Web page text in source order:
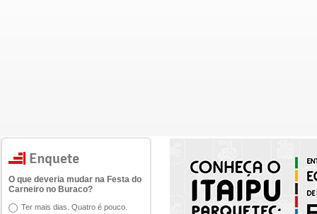
O que deveria mudar na Festa do
Carneiro no Buraco?
Ter mais dias. Quatro é pouco.